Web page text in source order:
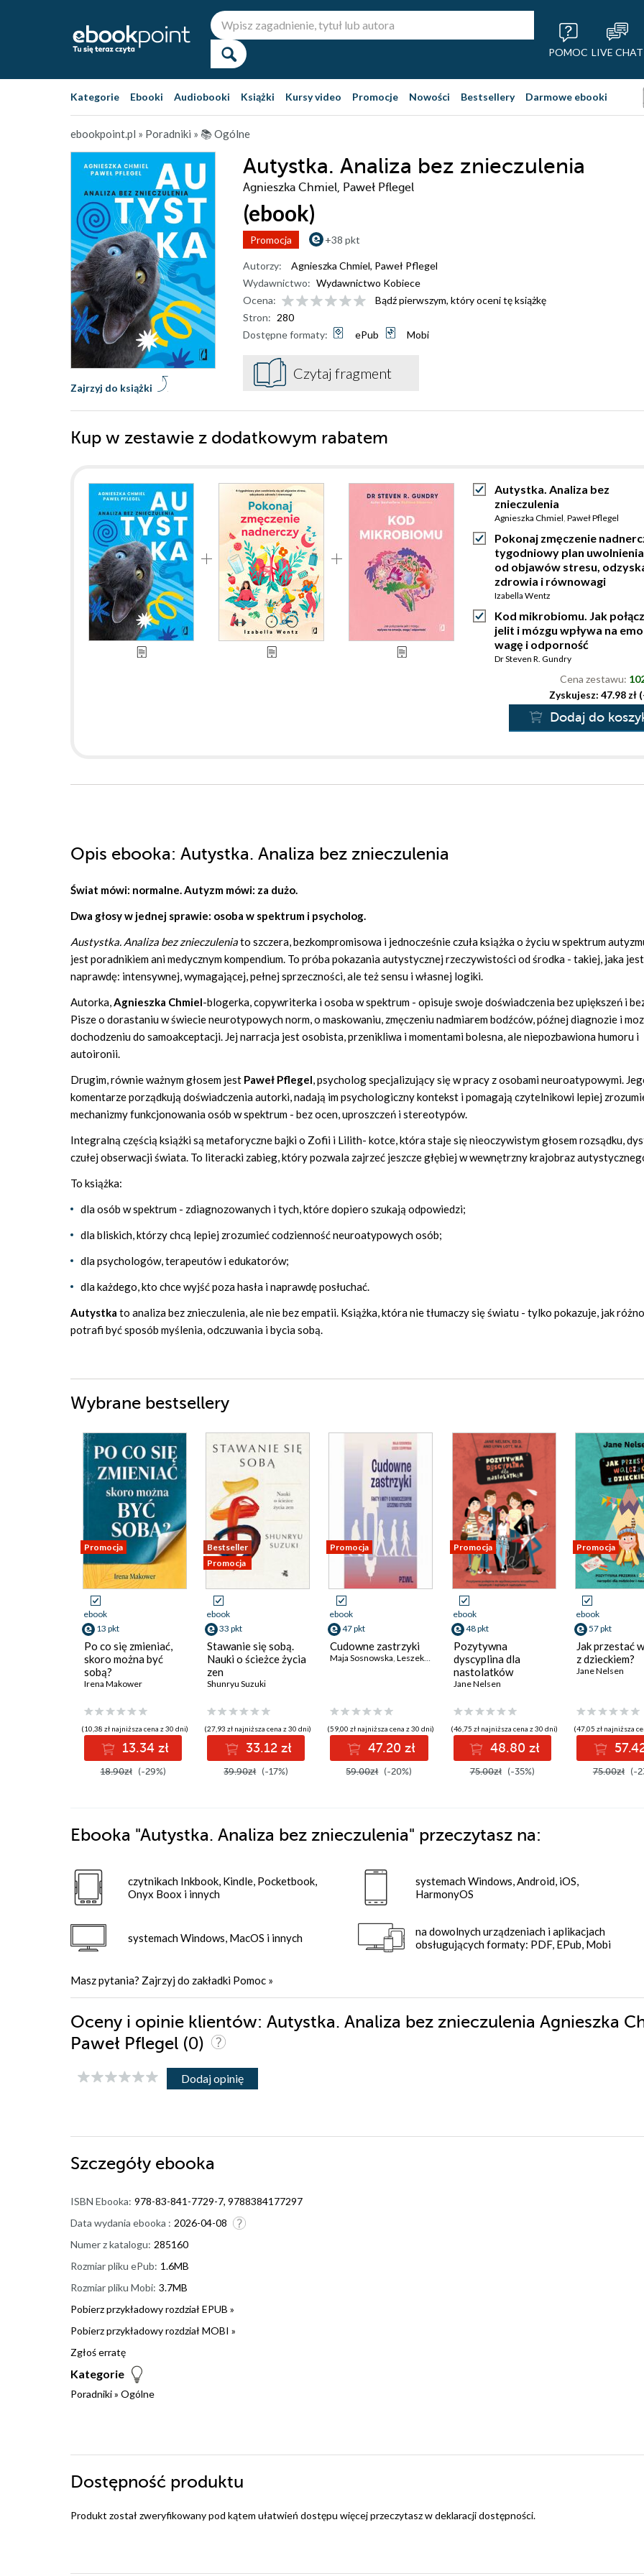
POMOC LIVE CHAT
Kategorie Ebooki Audiobooki Książki Kursy video Promocje Nowości Bestsellery Darmowe ebooki
ebookpoint.pl » Poradniki » 📚 Ogólne
Autystka. Analiza bez znieczulenia
Agnieszka Chmiel, Paweł Pflegel
(ebook)
Promocja +38 pkt
Zajrzyj do książki
Autorzy: Agnieszka Chmiel, Paweł Pflegel
Wydawnictwo: Wydawnictwo Kobiece
Ocena:
Bądź pierwszym, który oceni tę książkę
Stron: 280
Dostępne formaty:
ePub Mobi
Czytaj fragment
Kup w zestawie z dodatkowym rabatem
Autystka. Analiza bez
znieczulenia
Agnieszka Chmiel, Paweł Pflegel
Pokonaj zmęczenie
tygodniowy plan
od objawów stresu,
zdrowia i równowagi
Izabella Wentz
Kod mikrobiomu. Jak
jelit i mózgu wpływa na
wagę i odporność
Dr Steven R. Gundry
Cena zestawu:
Zyskujesz: 47.98 zł
Dodaj do
Opis ebooka: Autystka. Analiza bez znieczulenia
Świat mówi: normalne. Autyzm mówi: za dużo.
Dwa głosy w jednej sprawie: osoba w spektrum i psycholog.
Austystka. Analiza bez znieczuleniato szczera, bezkompromisowa i jednocześnie czuła książka o życiu w spektrum
jest poradnikiem ani medycznym kompendium. To próba pokazania autystycznej rzeczywistości od środka - takiej, jaka jest
naprawdę: intensywnej, wymagającej, pełnej sprzeczności, ale też sensu i własnej logiki.
Autorka,Agnieszka Chmiel-blogerka, copywriterka i osoba w spektrum - opisuje swoje doświadczenia bez upiększeń i
Pisze o dorastaniu w świecie neurotypowych norm, o maskowaniu, zmęczeniu nadmiarem bodźców, późnej diagnozie i
dochodzeniu do samoakceptacji. Jej narracja jest osobista, przenikliwa i momentami bolesna, ale niepozbawiona humoru i
autoironii.
Drugim, równie ważnym głosem jest Paweł Pflegel, psycholog specjalizujący się w pracy z osobami neuroatypowymi.
komentarze porządkują doświadczenia autorki, nadają im psychologiczny kontekst i pomagają czytelnikowi lepiej
mechanizmy funkcjonowania osób w spektrum - bez ocen, uproszczeń i stereotypów.
Integralną częścią książki są metaforyczne bajki o Zofii i Lilith- kotce, która staje się nieoczywistym głosem rozsądku,
czułej obserwacji świata. To literacki zabieg, który pozwala zajrzeć jeszcze głębiej w wewnętrzny krajobraz
To książka:
dla osób w spektrum - zdiagnozowanych i tych, które dopiero szukają odpowiedzi;
dla bliskich, którzy chcą lepiej zrozumieć codzienność neuroatypowych osób;
dla psychologów, terapeutów i edukatorów;
dla każdego, kto chce wyjść poza hasła i naprawdę posłuchać.
Autystka to analiza bez znieczulenia, ale nie bez empatii. Książka, która nie tłumaczy się światu - tylko pokazuje, jak
potrafi być sposób myślenia, odczuwania i bycia sobą.
Wybrane bestsellery
Promocja
ebook
13 pkt
Po co się zmieniać,
skoro można być
sobą?
Irena Makower
(10,38 zł najniższa cena z 30 dni)
13.34 zł
18.90zł (-29%)
Bestseller
Promocja
ebook
33 pkt
Stawanie się sobą.
Nauki o ścieżce życia
zen
Shunryu Suzuki
(27,93 zł najniższa cena z 30 dni)
33.12 zł
39.90zł (-17%)
Promocja
ebook
47 pkt
Cudowne zastrzyki
Maja Sosnowska,Leszek Czupryniak
(59,00 zł najniższa cena z 30 dni)
47.20 zł
59.00zł (-20%)
Promocja
ebook
48 pkt
Pozytywna
dyscyplina dla
nastolatków
Jane Nelsen
(46,75 zł najniższa cena z 30 dni)
48.80 zł
75.00zł (-35%)
Promocja
ebook
57 pkt
Jak przestać
z dzieckiem?
Jane Nelsen
(47,05 zł najniższa
75.00zł (-
Ebooka "Autystka. Analiza bez znieczulenia" przeczytasz na:
czytnikach Inkbook, Kindle, Pocketbook,
Onyx Boox i innych
systemach Windows, MacOS i innych
systemach Windows, Android, iOS,
HarmonyOS
na dowolnych urządzeniach i aplikacjach
obsługujących formaty: PDF, EPub, Mobi
Masz pytania? Zajrzyj do zakładki Pomoc »
Oceny i opinie klientów: Autystka. Analiza bez znieczulenia Agnieszka
Paweł Pflegel (0)
Dodaj opinię
Szczegóły ebooka
ISBN Ebooka: 978-83-841-7729-7, 9788384177297
Data wydania ebooka : 2026-04-08
Numer z katalogu: 285160
Rozmiar pliku ePub: 1.6MB
Rozmiar pliku Mobi: 3.7MB
Pobierz przykładowy rozdział EPUB »
Pobierz przykładowy rozdział MOBI »
Zgłoś erratę
Kategorie
Poradniki» Ogólne
Dostępność produktu
Produkt został zweryfikowany pod kątem ułatwień dostępu więcej przeczytasz wdeklaracji dostępności.